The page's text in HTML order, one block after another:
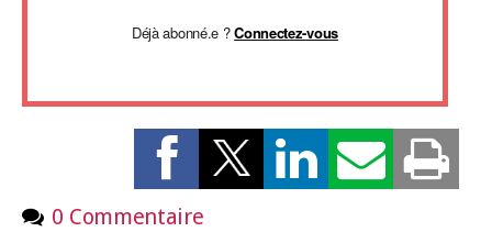
Déjà abonné.e ?Connectez-vous
0 Commentaire